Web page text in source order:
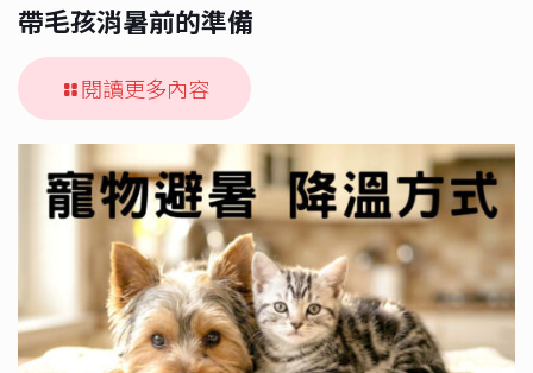
帶毛孩消暑前的準備
閱讀更多內容